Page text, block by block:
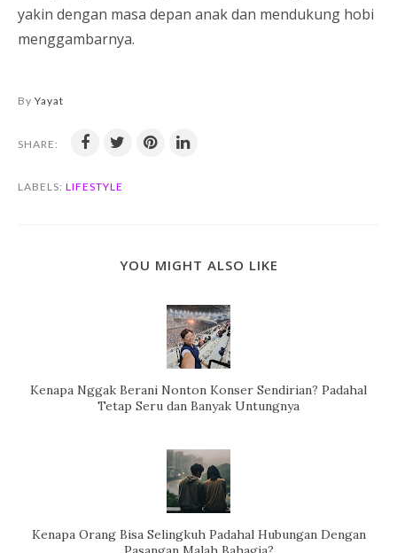
yakin dengan masa depan anak dan mendukung hobi
menggambarnya.
By Yayat
SHARE:
LABELS: LIFESTYLE
YOU MIGHT ALSO LIKE
Kenapa Nggak Berani Nonton Konser Sendirian? Padahal
Tetap Seru dan Banyak Untungnya
Kenapa Orang Bisa Selingkuh Padahal Hubungan Dengan